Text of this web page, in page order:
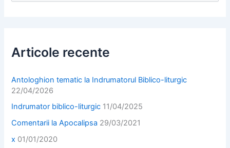
o
:
Articole recente
Antologhion tematic la Indrumatorul Biblico-liturgic
22/04/2026
Indrumator biblico-liturgic 11/04/2025
Comentarii la Apocalipsa 29/03/2021
x 01/01/2020